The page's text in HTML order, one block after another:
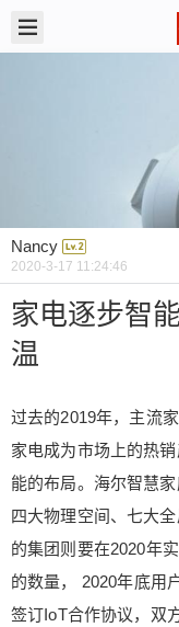
Nancy
2020-3-17 11:24:46
家电逐步智
温
过去的2019年，主流
家电成为市场上的热
能的布局。海尔智慧
四大物理空间、七大
的集团则要在2020年
的数量， 2020年底用
签订IoT合作协议，双
Nancy @ 鹰视界
家电逐步智
过去的2019年，
T领域，智能家电
独创的U Home
间、七大全屋成
美的集团则要在